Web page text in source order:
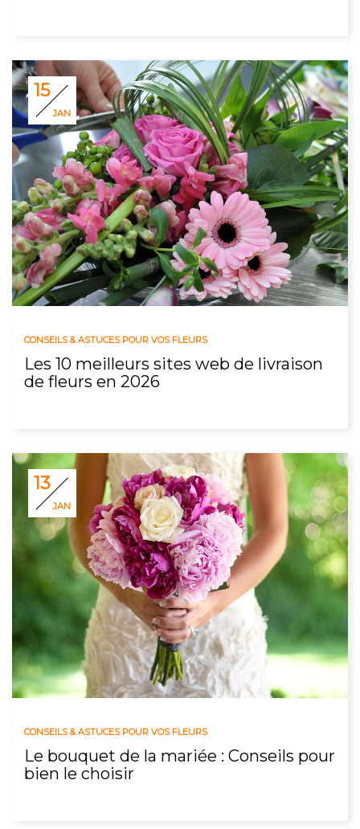
15
JAN
CONSEILS & ASTUCES POUR VOS FLEURS
Les 10 meilleurs sites web de livraison
de fleurs en 2026
13
JAN
CONSEILS & ASTUCES POUR VOS FLEURS
Le bouquet de la mariée : Conseils pour
bien le choisir